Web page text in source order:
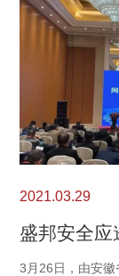
2021.03.29
3月26日，由安